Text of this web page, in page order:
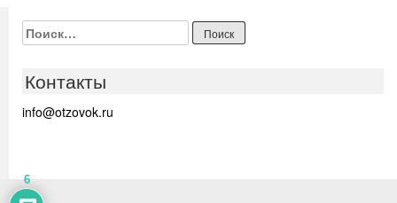
Найти:
Контакты
info@otzovok.ru
6